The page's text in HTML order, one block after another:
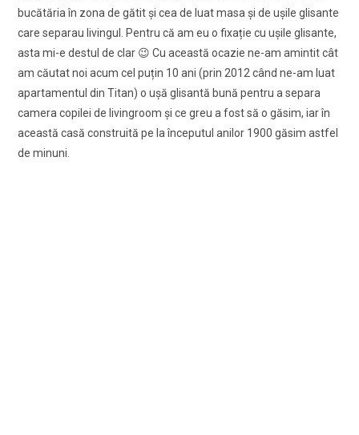
bucătăria în zona de gătit şi cea de luat masa şi de uşile glisante
care separau livingul. Pentru că am eu o fixație cu uşile glisante,
asta mi-e destul de clar 😉 Cu această ocazie ne-am amintit cât
am căutat noi acum cel puțin 10 ani (prin 2012 când ne-am luat
apartamentul din Titan) o uşă glisantă bună pentru a separa
camera copilei de livingroom şi ce greu a fost să o găsim, iar în
această casă construită pe la începutul anilor 1900 găsim astfel
de minuni.